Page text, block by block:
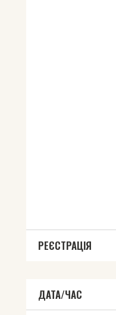
РЕЄСТРАЦІЯ
ДАТА/ЧАС